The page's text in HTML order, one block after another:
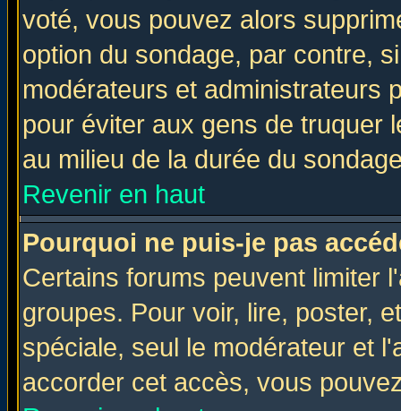
voté, vous pouvez alors
option du sondage, par contre,
modérateurs et administrateurs
pour éviter aux gens de truquer
au milieu de la durée du
Revenir en haut
Pourquoi ne puis-je pas
Certains forums peuvent limiter
groupes. Pour voir, lire, poster,
spéciale, seul le modérateur et
accorder cet accès, vous